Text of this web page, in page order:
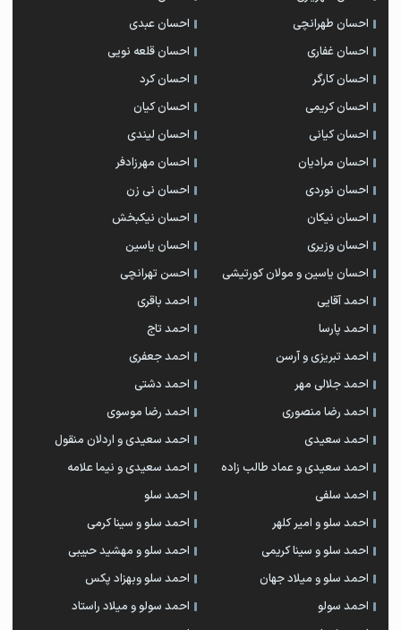
احسان طهرانچی
احسان عبدی
احسان غفاری
احسان قلعه نویی
احسان کارگر
احسان کرد
احسان کریمی
احسان کیان
احسان کیانی
احسان لیندی
احسان مرادیان
احسان مهرزادفر
احسان نوردی
احسان نی زن
احسان نیکان
احسان نیکبخش
احسان وزیری
احسان یاسین
احسان یاسین و مولان کورتیشی
احسن تهرانچی
احمد آقایی
احمد باقری
احمد پارسا
احمد تاج
احمد تبریزی و آرسن
احمد جعفری
احمد جلالی مهر
احمد دشتی
احمد رضا منصوری
احمد رضا موسوی
احمد سعیدی
احمد سعیدی و اردلان منقول
احمد سعیدی و عماد طالب زاده
احمد سعیدی و نیما علامه
احمد سلفی
احمد سلو
احمد سلو و امیر کلهر
احمد سلو و سینا کرمی
احمد سلو و سینا کریمی
احمد سلو و مهشید حبیبی
احمد سلو و میلاد جهان
احمد سلو وبهزاد پکس
احمد سولو
احمد سولو و میلاد راستاد